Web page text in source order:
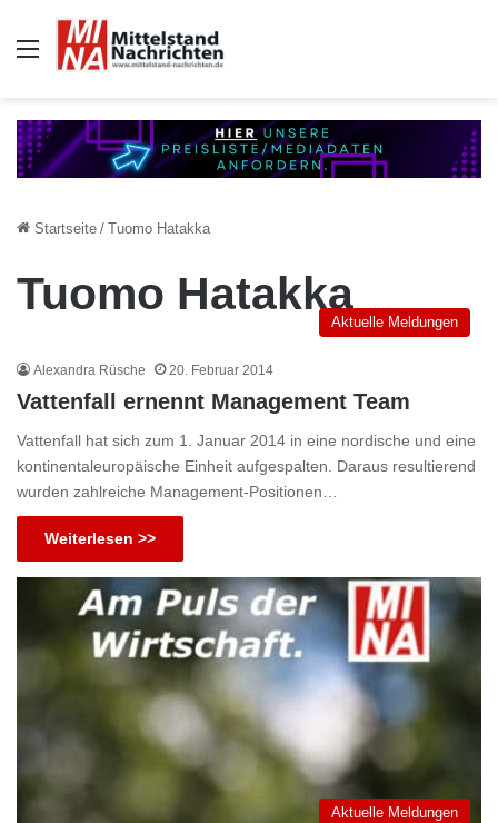
Auswahl
Startseite / Tuomo Hatakka
Tuomo Hatakka
Aktuelle Meldungen
Alexandra Rüsche 20. Februar 2014
Vattenfall ernennt Management Team
Vattenfall hat sich zum 1. Januar 2014 in eine nordische und eine
kontinentaleuropäische Einheit aufgespalten. Daraus resultierend
wurden zahlreiche Management-Positionen…
Weiterlesen >>
Aktuelle Meldungen